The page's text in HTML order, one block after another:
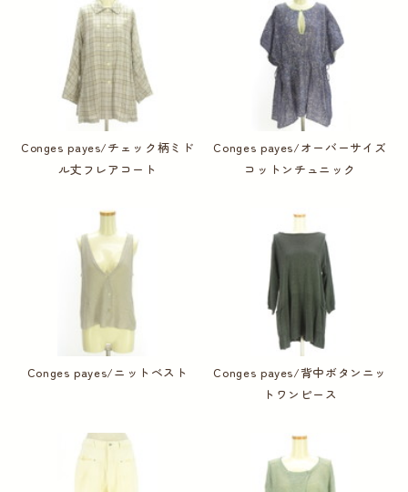
Conges payes/チェック柄ミド
ル丈フレアコート
Conges payes/オーバーサイズ
コットンチュニック
Conges payes/ニットベスト
Conges payes/背中ボタンニッ
トワンピース